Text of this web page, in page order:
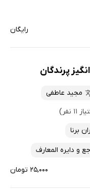
رایگان
پرندگان
مجید عاطفی
نفر)
برنا
و دایره المعارف
۲۵,۰۰۰ تومان